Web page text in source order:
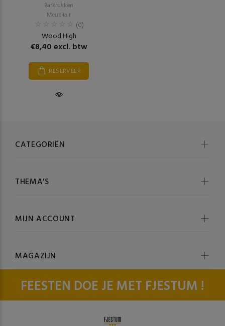
Barkrukken
Meubilair
(0)
Wood High
€8,40 excl. btw
RESERVEER
FEESTEN DOE JE MET FJESTUM !
CATEGORIËN
THEMA'S
MIJN ACCOUNT
MAGAZIJN